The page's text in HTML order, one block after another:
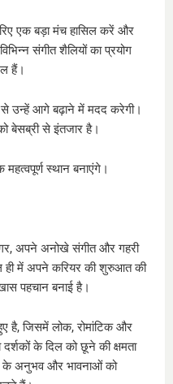
एक बड़ा मंच हासिल करें और
संगीत शैलियों का प्रयोग
हैं।
से उन्हें आगे बढ़ाने में मदद करेगी।
बेसब्री से इंतजार है।
स्थान बनाएंगे।
अपने अनोखे संगीत और गहरी
ही में अपने करियर की शुरुआत की
पहचान बनाई है।
है, जिसमें लोक, रोमांटिक और
के दिल को छूने की क्षमता
के अनुभव और भावनाओं को